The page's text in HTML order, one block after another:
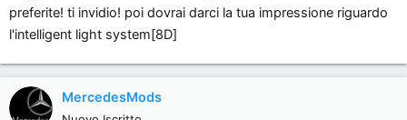
preferite! ti invidio! poi dovrai darci la tua impressione riguardo
l'intelligent light system[8D]
MercedesMods